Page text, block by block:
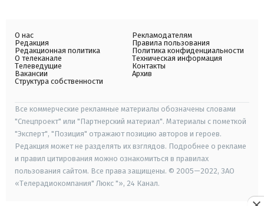
О нас
Редакция
Редакционная политика
О телеканале
Телеведущие
Вакансии
Структура собственности
Рекламодателям
Правила пользования
Политика конфиденциальности
Техническая информация
Контакты
Архив
Все коммерческие рекламные материалы обозначены словами
"Спецпроект" или "Партнерский материал". Материалы с пометкой
"Эксперт", "Позиция" отражают позицию авторов и героев.
Редакция может не разделять их взглядов. Подробнее о рекламе
и правил цитирования можно ознакомиться в правилах
пользования сайтом. Все права защищены. © 2005—2022, ЗАО
«Телерадиокомпания" Люкс "», 24 Канал.